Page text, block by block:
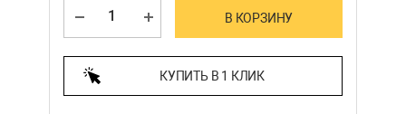
В КОРЗИНУ
КУПИТЬ В 1 КЛИК